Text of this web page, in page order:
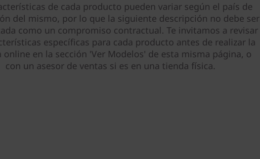
de cada producto pueden variar según el país de
del mismo, por lo que la siguiente descripción no debe ser
como un compromiso contractual. Te invitamos a revisar
específicas para cada producto antes de realizar la
online en la sección 'Ver Modelos' de esta misma página, o
con un asesor de ventas si es en una tienda física.